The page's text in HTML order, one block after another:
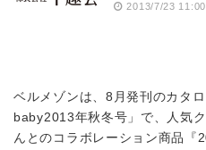
2013/7/23 11:00
ベルメゾンは、8月発刊のカタ
baby2013年秋冬号」で、人気
んとのコラボレーション商品『